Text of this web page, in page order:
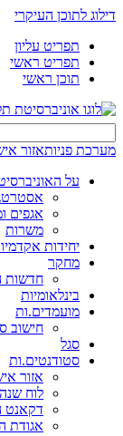
דילוג לתוכן העיקרי
תפריט עליון
תפריט ראשי
תוכן ראשי
מערכת פניותאזור
על
אגפים
משרות
יחידות
מחקר
חדשות
בינלאומיות
מועמדים.ות
חישוב
סגל
סטודנטים.ות
אזור
לוח
דקאנט
אגודת